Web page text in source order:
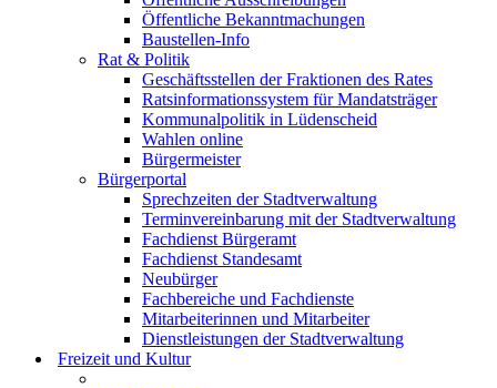
Öffentliche Bekanntmachungen
Baustellen-Info
Rat & Politik
Geschäftsstellen der Fraktionen des Rates
Ratsinformationssystem für Mandatsträger
Kommunalpolitik in Lüdenscheid
Wahlen online
Bürgermeister
Bürgerportal
Sprechzeiten der Stadtverwaltung
Terminvereinbarung mit der Stadtverwaltung
Fachdienst Bürgeramt
Fachdienst Standesamt
Neubürger
Fachbereiche und Fachdienste
Mitarbeiterinnen und Mitarbeiter
Dienstleistungen der Stadtverwaltung
Freizeit und Kultur